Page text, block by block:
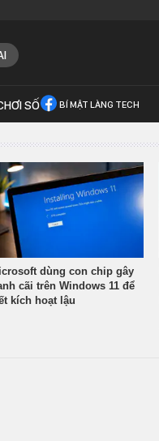
SỐ BÍ MẬT LÀNG TECH
dùng con chip gây
cãi trên Windows 11 để
kích hoạt lậu